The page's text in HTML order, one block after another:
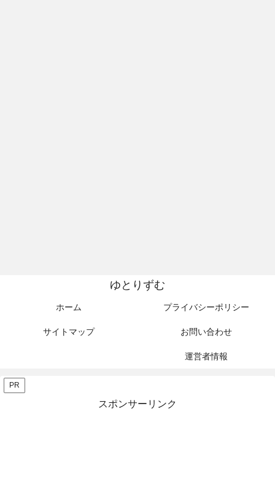
ゆとりずむ
ホーム プライバシーポリシー
サイトマップ お問い合わせ
運営者情報
PR
スポンサーリンク